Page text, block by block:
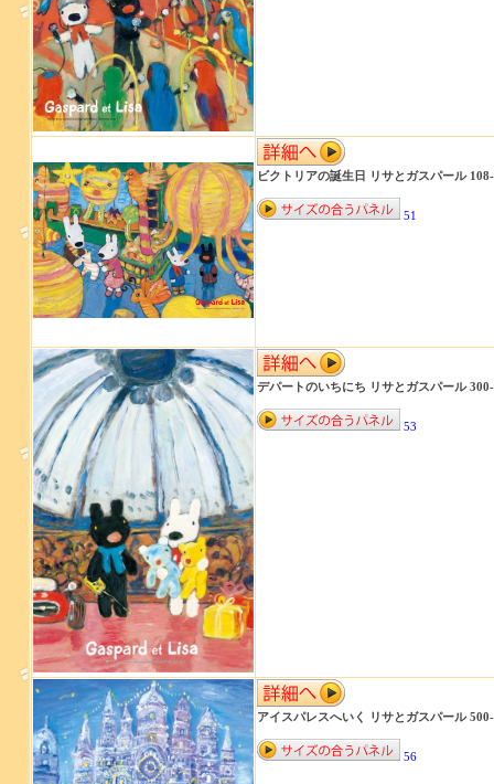
ビクトリアの誕生日 リサとガスパール
51
デパートのいちにち リサとガスパール
53
アイスパレスへいく リサとガスパール
56